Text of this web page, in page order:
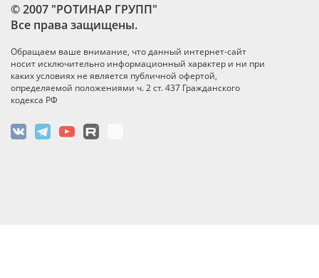
© 2007 "РОТИНАР ГРУПП"
Все права защищены.
Обращаем ваше внимание, что данный интернет-сайт
носит исключительно информационный характер и ни при
каких условиях не является публичной офертой,
определяемой положениями ч. 2 ст. 437 Гражданского
кодекса РФ